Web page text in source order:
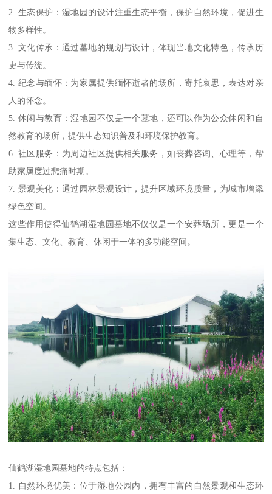
2. 生态保护：湿地园的设计注重生态平衡，保护自然环境，促进生
物多样性。
3. 文化传承：通过墓地的规划与设计，体现当地文化特色，传承历
史与传统。
4. 纪念与缅怀：为家属提供缅怀逝者的场所，寄托哀思，表达对亲
人的怀念。
5. 休闲与教育：湿地园不仅是一个墓地，还可以作为公众休闲和自
然教育的场所，提供生态知识普及和环境保护教育。
6. 社区服务：为周边社区提供相关服务，如丧葬咨询、心理等，帮
助家属度过悲痛时期。
7. 景观美化：通过园林景观设计，提升区域环境质量，为城市增添
绿色空间。
这些作用使得仙鹤湖湿地园墓地不仅仅是一个安葬场所，更是一个
集生态、文化、教育、休闲于一体的多功能空间。
仙鹤湖湿地园墓地的特点包括：
1. 自然环境优美：位于湿地公园内，拥有丰富的自然景观和生态环